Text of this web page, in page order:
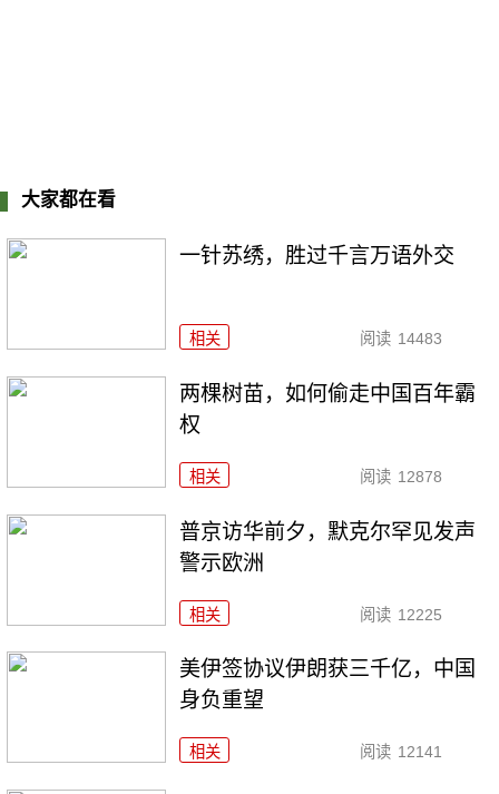
大家都在看
一针苏绣，胜过千言万语外交
相关 阅读 14483
两棵树苗，如何偷走中国百年霸
权
相关 阅读 12878
普京访华前夕，默克尔罕见发声
警示欧洲
相关 阅读 12225
美伊签协议伊朗获三千亿，中国
身负重望
相关 阅读 12141